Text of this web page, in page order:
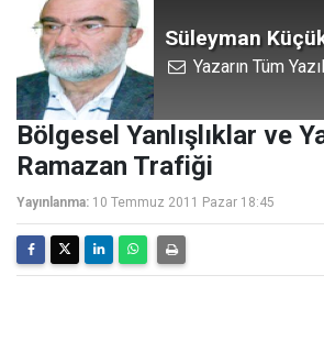
Süleyman
Yazarın Tüm
Bölgesel Yanlışlıklar ve
Ramazan Trafiği
Yayınlanma: 10 Temmuz 2011 Pazar 18:45